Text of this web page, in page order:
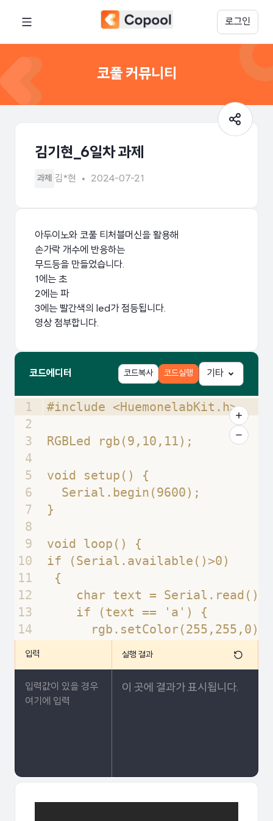
로그인
코풀 커뮤니티
김기현_6일차 과제
과제 김*현 2024-07-21
아두이노와 코풀 티처블머신을 활용해
손가락 개수에 반응하는
무드등을 만들었습니다.
1에는 초
2에는 파
3에는 빨간색의 led가 점등됩니다.
영상 첨부합니다.
코드에디터 코드복사 코드실행 기타
1
2
3
4
5
6
7
8
9
10
11
12
13
14
15
17
18
#include <HuemonelabKit.h>
RGBLed rgb(9,10,11);
void setup() {
  Serial.begin(9600);
}
void loop() {
if (Serial.available()>0)
{
    char text = Serial.read();
    if (text == 'a') {
      rgb.setColor(255,255,0);
    } else if(text == 'b') {
      rgb.setColor(0,255,255);
    } else if(text == 'c') {
      rgb.setColor(255,0,0);
입력 실행 결과
이 곳에 결과가 표시됩니다.